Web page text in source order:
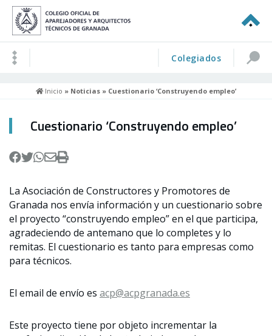
Colegiados
Inicio » Noticias » Cuestionario ‘Construyendo empleo’
Cuestionario ‘Construyendo empleo’
La Asociación de Constructores y Promotores de
Granada nos envía información y un cuestionario sobre
el proyecto “construyendo empleo” en el que participa,
agradeciendo de antemano que lo completes y lo
remitas. El cuestionario es tanto para empresas como
para técnicos.
El email de envío es acp@acpgranada.es
Este proyecto tiene por objeto incrementar la